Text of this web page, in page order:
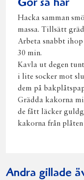
Gör så här
Hacka samman
massa. Tillsätt
Arbeta snabbt
30 min.
Kavla ut degen
i lite socker mot
dem på
Grädda kakorna
de fått läcker
kakorna från
Andra gillade